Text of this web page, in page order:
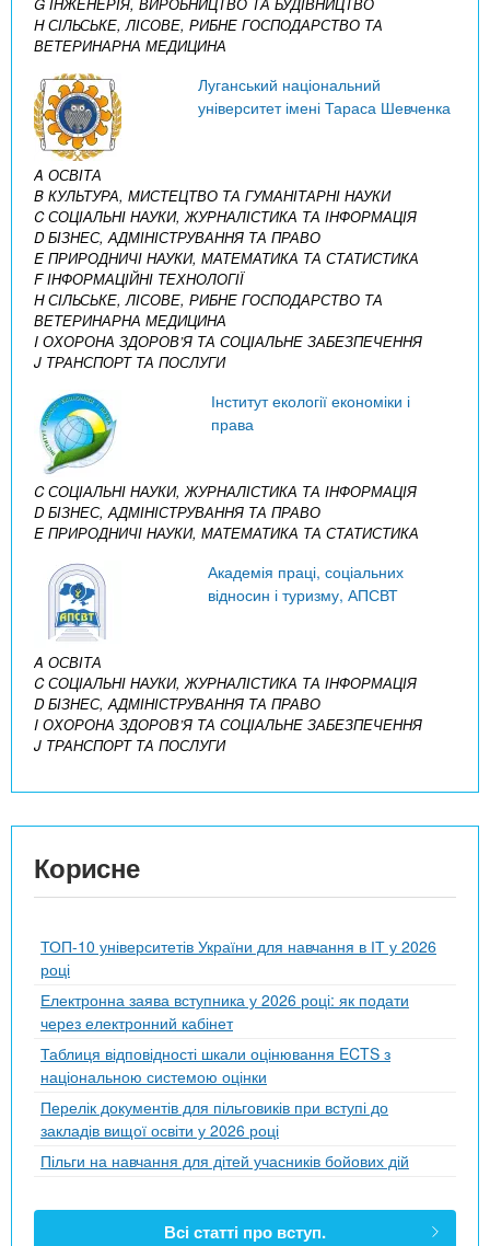
H СІЛЬСЬКЕ, ЛІСОВЕ, РИБНЕ ГОСПОДАРСТВО ТА
ВЕТЕРИНАРНА МЕДИЦИНА
Луганський національний
університет імені Тараса Шевченка
A ОСВІТА
B КУЛЬТУРА, МИСТЕЦТВО ТА ГУМАНІТАРНІ НАУКИ
C СОЦІАЛЬНІ НАУКИ, ЖУРНАЛІСТИКА ТА ІНФОРМАЦІЯ
D БІЗНЕС, АДМІНІСТРУВАННЯ ТА ПРАВО
E ПРИРОДНИЧІ НАУКИ, МАТЕМАТИКА ТА СТАТИСТИКА
F ІНФОРМАЦІЙНІ ТЕХНОЛОГІЇ
H СІЛЬСЬКЕ, ЛІСОВЕ, РИБНЕ ГОСПОДАРСТВО ТА
ВЕТЕРИНАРНА МЕДИЦИНА
I ОХОРОНА ЗДОРОВ’Я ТА СОЦІАЛЬНЕ ЗАБЕЗПЕЧЕННЯ
J ТРАНСПОРТ ТА ПОСЛУГИ
Інститут екології економіки і
права
C СОЦІАЛЬНІ НАУКИ, ЖУРНАЛІСТИКА ТА ІНФОРМАЦІЯ
D БІЗНЕС, АДМІНІСТРУВАННЯ ТА ПРАВО
E ПРИРОДНИЧІ НАУКИ, МАТЕМАТИКА ТА СТАТИСТИКА
Академія праці, соціальних
відносин і туризму, АПСВТ
A ОСВІТА
C СОЦІАЛЬНІ НАУКИ, ЖУРНАЛІСТИКА ТА ІНФОРМАЦІЯ
D БІЗНЕС, АДМІНІСТРУВАННЯ ТА ПРАВО
I ОХОРОНА ЗДОРОВ’Я ТА СОЦІАЛЬНЕ ЗАБЕЗПЕЧЕННЯ
J ТРАНСПОРТ ТА ПОСЛУГИ
Корисне
ТОП-10 університетів України для навчання в ІТ у 2026
році
Електронна заява вступника у 2026 році: як подати
через електронний кабінет
Таблиця відповідності шкали оцінювання ECTS з
національною системою оцінки
Перелік документів для пільговиків при вступі до
закладів вищої освіти у 2026 році
Пільги на навчання для дітей учасників бойових дій
Всі статті про вступ.